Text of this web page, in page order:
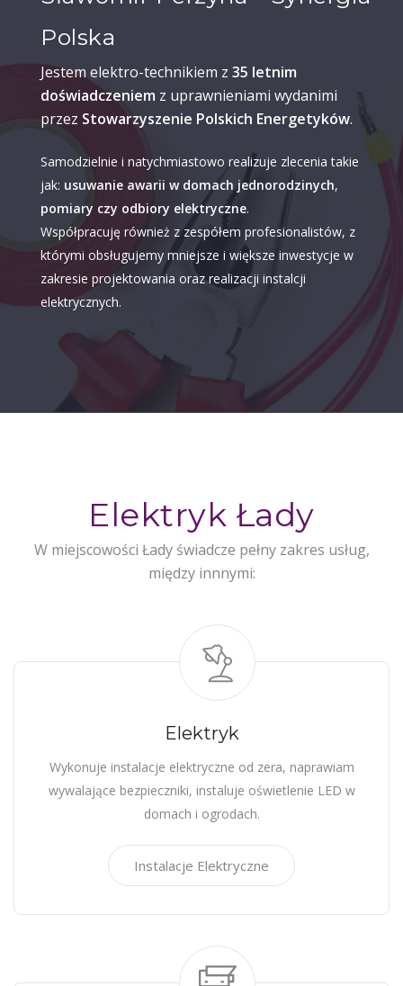
Polska
Jestem elektro-technikiem z 35 letnim
doświadczeniem z uprawnieniami wydanimi
przez Stowarzyszenie Polskich Energetyków.
Samodzielnie i natychmiastowo realizuje zlecenia takie
jak: usuwanie awarii w domach jednorodzinych,
pomiary czy odbiory elektryczne.
Współpracuję również z zespółem profesionalistów, z
którymi obsługujemy mniejsze i większe inwestycje w
zakresie projektowania oraz realizacji instalcji
elektrycznych.
Elektryk Łady
W miejscowości Łady świadcze pełny zakres usług,
między innnymi:
Elektryk
Wykonuje instalacje elektryczne od zera, naprawiam
wywalające bezpieczniki, instaluje oświetlenie LED w
domach i ogrodach.
Instalacje Elektryczne